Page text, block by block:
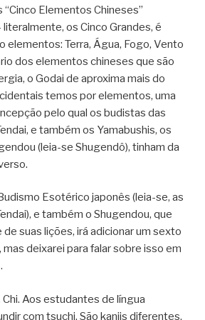
Elementos Chineses”
literalmente, os Cinco Grandes, é
elementos: Terra, Água, Fogo, Vento
dos elementos chineses que são
o Godai de aproxima mais do
temos por elementos, uma
pelo qual os budistas das
e também os Yamabushis, os
(leia-se Shugendô), tinham da
Esotérico japonês (leia-se, as
e também o Shugendou, que
suas lições, irá adicionar um sexto
deixarei para falar sobre isso em
Chi. Aos estudantes de língua
com tsuchi. São kanjis diferentes.